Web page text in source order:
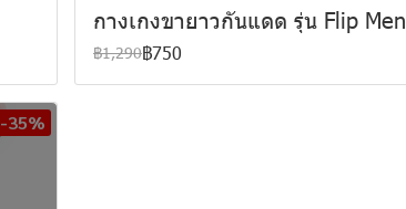
กางเกงขายาวกันแดด รุ่น Flip Men
฿1,290฿750
-35%